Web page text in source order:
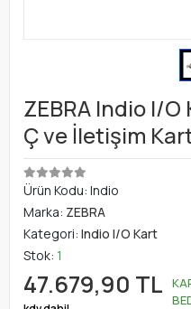
ZEBRA Indio I/
Ç ve İletişim
Ürün Kodu: Indio
Marka: ZEBRA
Kategori: Indio I/O Kart
Stok: 1
47.679,90 TL